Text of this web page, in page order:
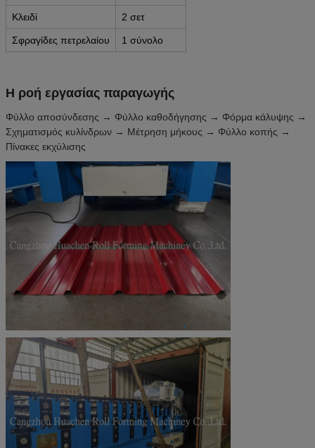
Κλειδί 2 σετ
Σφραγίδες πετρελαίου 1 σύνολο
Η ροή εργασίας παραγωγής
Φύλλο αποσύνδεσης → Φύλλο καθοδήγησης → Φόρμα κάλυψης →
Σχηματισμός κυλίνδρων → Μέτρηση μήκους → Φύλλο κοπής →
Πίνακες εκχύλισης